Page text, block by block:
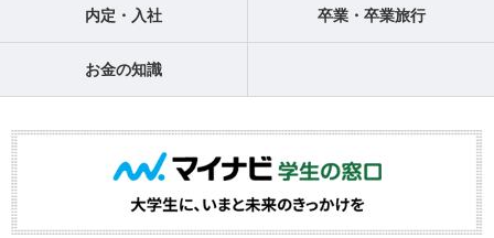
内定・入社 卒業・卒業旅行
お金の知識